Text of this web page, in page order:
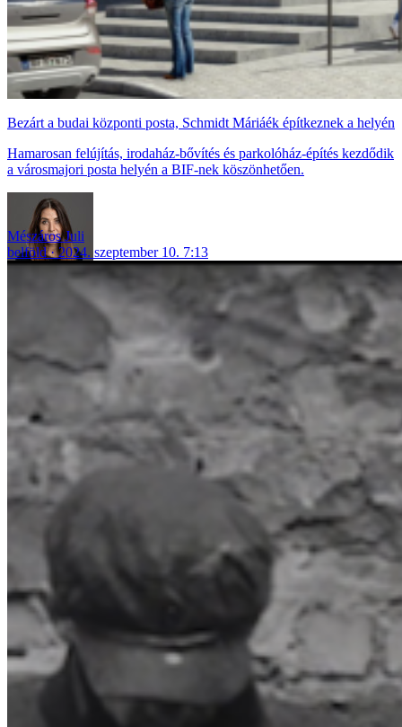
Bezárt a budai központi posta, Schmidt Máriáék építkeznek a helyén
Hamarosan felújítás, irodaház-bővítés és parkolóház-építés kezdődik
a városmajori posta helyén a BIF-nek köszönhetően.
Mészáros Juli
belföld
2024. szeptember 10. 7:13